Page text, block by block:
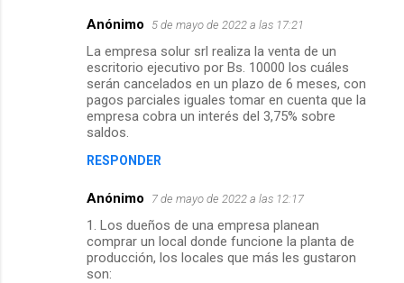
Anónimo 5 de mayo de 2022 a las 17:21
La empresa solur srl realiza la venta de un
escritorio ejecutivo por Bs. 10000 los cuáles
serán cancelados en un plazo de 6 meses, con
pagos parciales iguales tomar en cuenta que la
empresa cobra un interés del 3,75% sobre
saldos.
RESPONDER
Anónimo 7 de mayo de 2022 a las 12:17
1. Los dueños de una empresa planean
comprar un local donde funcione la planta de
producción, los locales que más les gustaron
son: